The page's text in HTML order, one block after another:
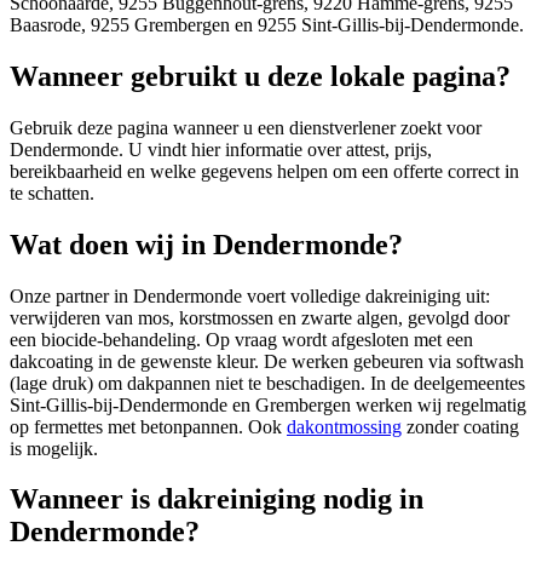
Baasrode, 9255 Grembergen en 9255 Sint-Gillis-bij-Dendermonde.
Wanneer gebruikt u deze lokale pagina?
Gebruik deze pagina wanneer u een dienstverlener zoekt voor
Dendermonde. U vindt hier informatie over attest, prijs,
bereikbaarheid en welke gegevens helpen om een offerte correct in
te schatten.
Wat doen wij in Dendermonde?
Onze partner in Dendermonde voert volledige dakreiniging uit:
verwijderen van mos, korstmossen en zwarte algen, gevolgd door
een biocide-behandeling. Op vraag wordt afgesloten met een
dakcoating in de gewenste kleur. De werken gebeuren via softwash
(lage druk) om dakpannen niet te beschadigen. In de deelgemeentes
Sint-Gillis-bij-Dendermonde en Grembergen werken wij regelmatig
op fermettes met betonpannen. Ook dakontmossing zonder coating
is mogelijk.
Wanneer is dakreiniging nodig in
Dendermonde?